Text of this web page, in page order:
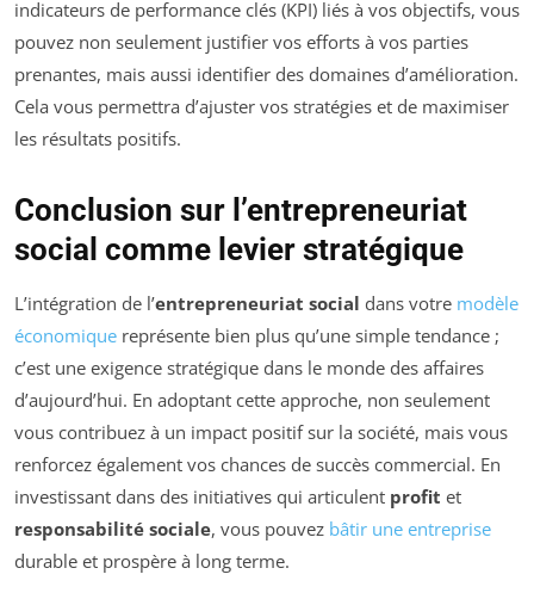
indicateurs de performance clés (KPI) liés à vos objectifs, vous
pouvez non seulement justifier vos efforts à vos parties
prenantes, mais aussi identifier des domaines d’amélioration.
Cela vous permettra d’ajuster vos stratégies et de maximiser
les résultats positifs.
Conclusion sur l’entrepreneuriat
social comme levier stratégique
L’intégration de l’entrepreneuriat social dans votre modèle
économique représente bien plus qu’une simple tendance ;
c’est une exigence stratégique dans le monde des affaires
d’aujourd’hui. En adoptant cette approche, non seulement
vous contribuez à un impact positif sur la société, mais vous
renforcez également vos chances de succès commercial. En
investissant dans des initiatives qui articulent profit et
responsabilité sociale, vous pouvez bâtir une entreprise
durable et prospère à long terme.